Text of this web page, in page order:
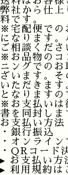
弊社から仕上
料です。
※宅配便での
になります。
ご相談くださ
※お品物のコ
ニングでのお
ざいます。そ
いただきま
となりますの
※お支払いは
書を同封しま
お支払い方法
・銀行振込
・オンライ
・QRコード
▸ お支払い方
▸ 利用規約は